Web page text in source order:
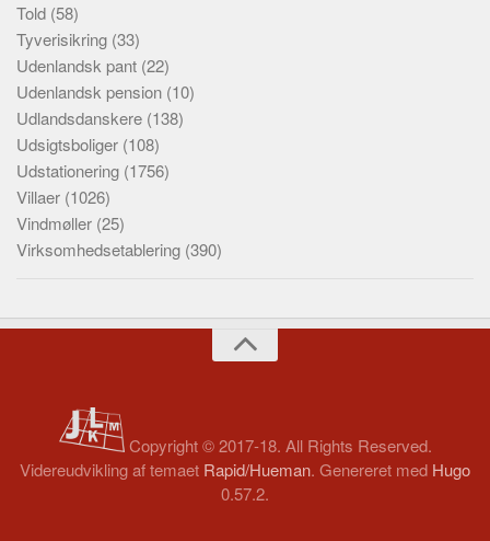
Told (58)
Tyverisikring (33)
Udenlandsk pant (22)
Udenlandsk pension (10)
Udlandsdanskere (138)
Udsigtsboliger (108)
Udstationering (1756)
Villaer (1026)
Vindmøller (25)
Virksomhedsetablering (390)
Copyright © 2017-18. All Rights Reserved.
Videreudvikling af temaet Rapid/Hueman. Genereret med Hugo
0.57.2.